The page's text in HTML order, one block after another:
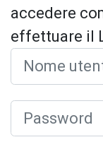
accedere
effettuare il